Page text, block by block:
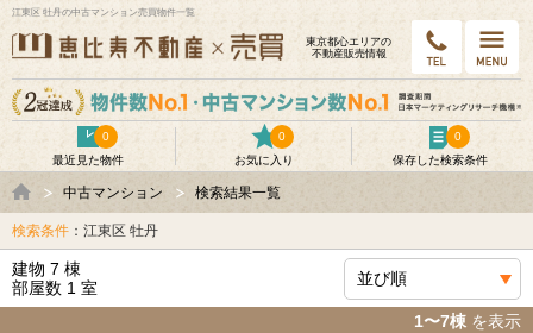
江東区 牡丹の中古マンション売買物件一覧
東京都⼼エリアの
不動産販売情報
最近見た物件
0
お気に入り
0
保存した検索条件
0
中古マンション 検索結果一覧
検索条件 ：江東区 牡丹
建物 7 棟
部屋数 1 室
1〜7棟 を表示